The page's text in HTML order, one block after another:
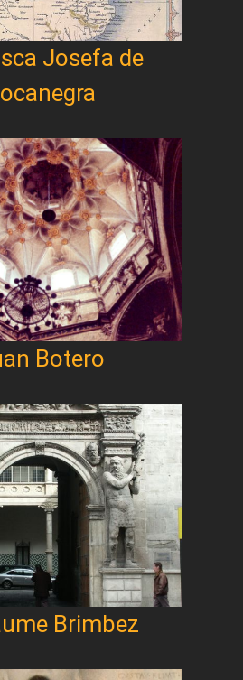
Josefa de
Botero
Brimbez